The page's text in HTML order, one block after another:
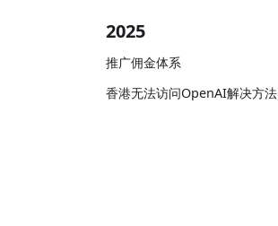
2025
推广佣金体系
香港无法访问OpenAI解决方法